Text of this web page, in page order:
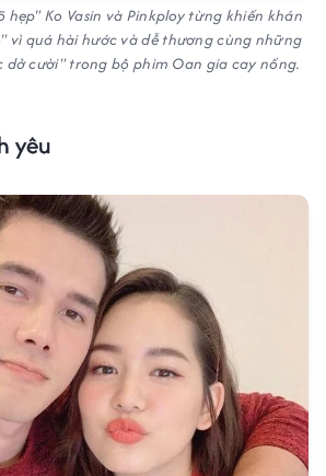
hẹp" Ko Vasin và Pinkploy từng khiến khán
vì quá hài hước và dễ thương cùng những
dở cười" trong bộ phim Oan gia cay nồng.
yêu